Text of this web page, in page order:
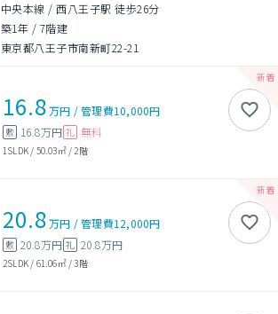
中央本線 / 西八王子駅 徒歩26分
築1年 / 7階建
東京都八王子市南新町22-21
16.8万円 /管理費10,000円
敷 16.8万円 礼 無料
1SLDK / 50.03㎡/ 2階
20.8万円 /管理費12,000円
敷 20.8万円 礼 20.8万円
2SLDK / 61.06㎡/3階